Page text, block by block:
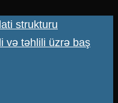
strukturu
və təhlili üzrə baş